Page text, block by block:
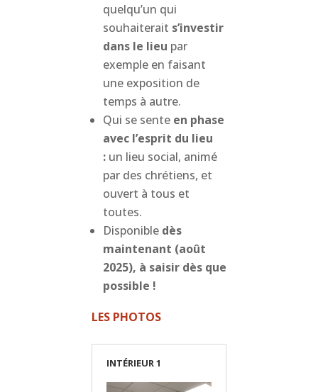
quelqu’un qui
souhaiterait s’investir
dans le lieu par
exemple en faisant
une exposition de
temps à autre.
Qui se sente en phase
avec l’esprit du lieu
:un lieu social, animé
par des chrétiens, et
ouvert à tous et
toutes.
Disponibledès
maintenant (août
2025), à saisir dès que
possible !
LES PHOTOS
INTÉRIEUR 1